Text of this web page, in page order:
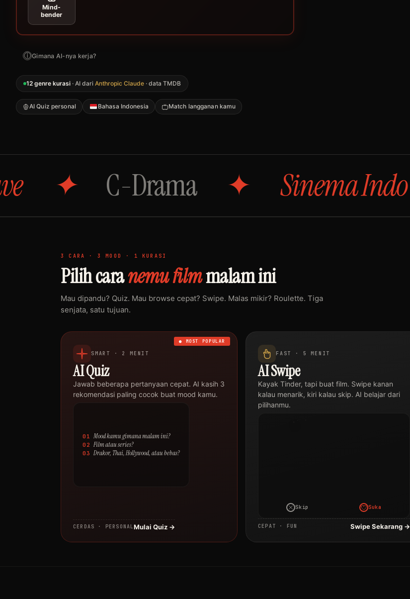
Mind-
bender
ⓘGimana AI-nya kerja?
12 genre kurasi · AI dari Anthropic Claude · data TMDB
AI Quiz personal Bahasa Indonesia Match langganan kamu
C-Drama Sinema Indo
3 CARA · 3 MOOD · 1 KURASI
Pilih caranemu filmmalam ini
Mau dipandu? Quiz. Mau browse cepat? Swipe. Malas mikir? Roulette. Tiga
senjata, satu tujuan.
● MOST POPULAR
SMART · 2 MENIT
AI Quiz
Jawab beberapa pertanyaan cepat. AI kasih 3
rekomendasi paling cocok buat mood kamu.
01 Mood kamu gimana malam ini?
02 Film atau series?
03 Drakor, Thai, Hollywood, atau bebas?
CERDAS · PERSONALMulai Quiz →
FAST · 5 MENIT
AI Swipe
Kayak Tinder, tapi buat film. Swipe kanan
kalau menarik, kiri kalau skip. AI belajar dari
pilihanmu.
Judul
Film
Skip Suka
CEPAT · FUN Swipe Sekarang →